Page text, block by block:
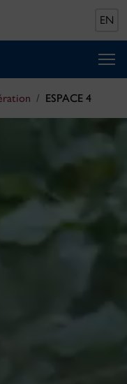
EN
ESPACE 4